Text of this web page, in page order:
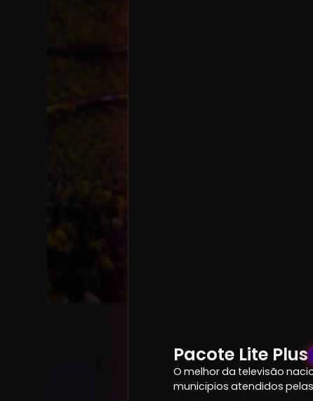
Pacote Lite Plus
O melhor da televisão
municípios atendidos pelas